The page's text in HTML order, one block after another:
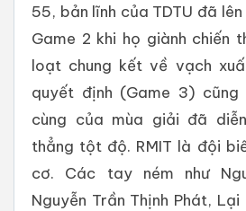
55, bản lĩnh của TDTU đã
Game 2 khi họ giành chiến
loạt chung kết về vạch
quyết định (Game 3)
cùng của mùa giải đã
thẳng tột độ. RMIT là đội
cơ. Các tay ném như
Nguyễn Trần Thịnh Phát, Lại